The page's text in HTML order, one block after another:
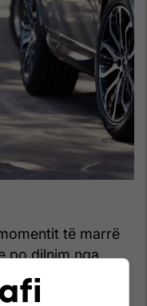
të marrë
po dilnim nga
Më vjen shumë
nga ana tjetër